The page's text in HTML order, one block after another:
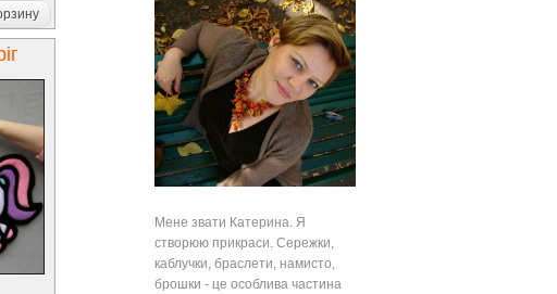
Мене звати Катерина.Я
створюю прикраси.Сережки,
каблучки, браслети, намисто,
брошки - це особлива частина